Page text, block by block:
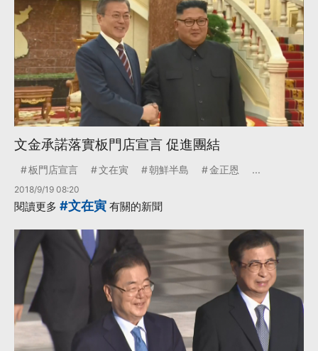
文金承諾落實板門店宣言 促進團結
板門店宣言 文在寅 朝鮮半島 金正恩 ...
2018/9/19 08:20
閱讀更多 #文在寅 有關的新聞